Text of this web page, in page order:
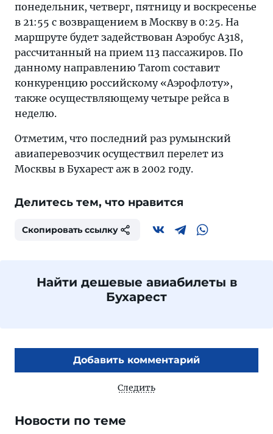
понедельник, четверг, пятницу и воскресенье
в 21:55 с возвращением в Москву в 0:25. На
маршруте будет задействован Аэробус A318,
рассчитанный на прием 113 пассажиров. По
данному направлению Tarom составит
конкуренцию российскому «Аэрофлоту»,
также осуществляющему четыре рейса в
неделю.
Отметим, что последний раз румынский
авиаперевозчик осуществил перелет из
Москвы в Бухарест аж в 2002 году.
Делитесь тем, что нравится
Скопировать ссылку
Найти дешевые авиабилеты в
Бухарест
Добавить комментарий
Следить
Новости по теме